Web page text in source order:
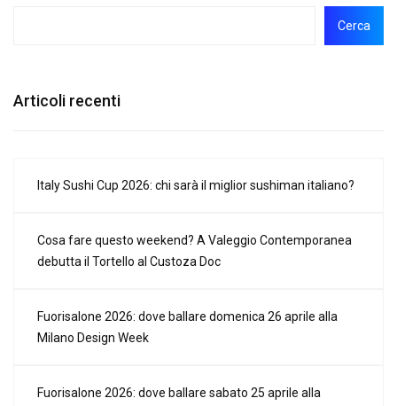
Cerca
Articoli recenti
Italy Sushi Cup 2026: chi sarà il miglior sushiman italiano?
Cosa fare questo weekend? A Valeggio Contemporanea
debutta il Tortello al Custoza Doc
Fuorisalone 2026: dove ballare domenica 26 aprile alla
Milano Design Week
Fuorisalone 2026: dove ballare sabato 25 aprile alla